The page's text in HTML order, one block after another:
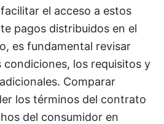
el acceso a estos
pagos distribuidos en el
es fundamental revisar
condiciones, los requisitos y
Comparar
los términos del contrato
del consumidor en